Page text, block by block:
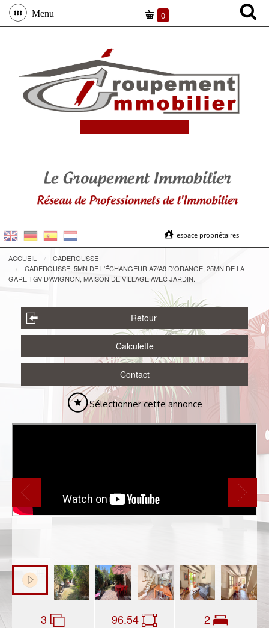
Menu 0
espace propriétaires
ACCUEIL
CADEROUSSE
CADEROUSSE, 5MN DE L'ÉCHANGEUR A7/A9 D'ORANGE, 25MN DE LA
GARE TGV D'AVIGNON, MAISON DE VILLAGE AVEC JARDIN.
Retour
Calculette
Contact
Sélectionner cette annonce
3 96.54 2